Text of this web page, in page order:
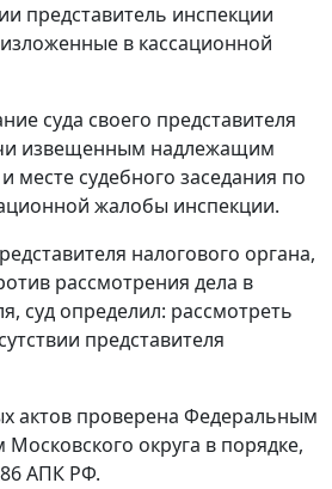
представитель инспекции
в кассационной
суда своего представителя
извещенным надлежащим
месте судебного заседания по
жалобы инспекции.
налогового органа,
рассмотрения дела в
суд определил: рассмотреть
представителя
актов проверена Федеральным
округа в порядке,
АПК РФ.